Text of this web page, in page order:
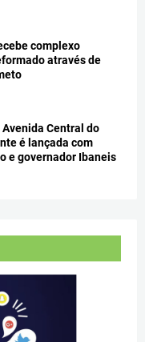
complexo
através de
Central do
é lançada com
e governador Ibaneis